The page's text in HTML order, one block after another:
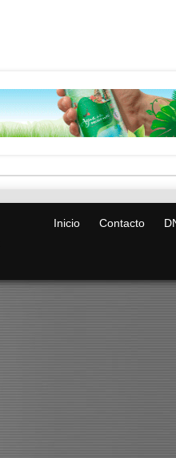
Inicio Contacto